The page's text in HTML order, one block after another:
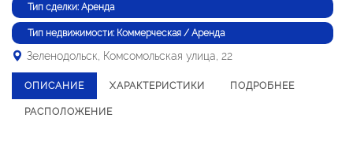
Тип сделки: Аренда
Тип недвижимости: Коммерческая / Аренда
Зеленодольск, Комсомольская улица, 22
ОПИСАНИЕ ХАРАКТЕРИСТИКИ ПОДРОБНЕЕ
РАСПОЛОЖЕНИЕ